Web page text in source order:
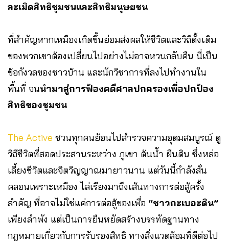
ละเมิดสิทธิชุมชนและสิทธิมนุษยชน
ที่สำคัญหากเหมืองเกิดขึ้นย่อมส่งผลให้ชีวิตและวิถีดั้งเดิม
ของพวกเขาต้องเปลี่ยนไปอย่างไม่อาจหวนกลับคืน นี่เป็น
ข้อกังวลของชาวบ้าน และนักวิชาการที่ลงไปทำงานใน
พื้นที่ จนนำมาสู่การฟ้องคดีศาลปกครองเพื่อปกป้อง
สิทธิของชุมชน
The Active ชวนทุกคนย้อนไปสำรวจความอุดมสมบูรณ์ ดู
วิถีชีวิตที่สอดประสานระหว่าง ภูเขา ต้นน้ำ ผืนดิน ซึ่งหล่อ
เลี้ยงชีวิตและจิตวิญญาณมายาวนาน​ แต่วันนี้กำลังสั่น
คลอนเพราะเหมือง ไล่เรียงมาถึงเส้นทางการต่อสู้ครั้ง
สำคัญ ที่อาจไม่ใช่แค่การต่อสู้ของเพื่อ “ชาวกะเบอะดิน”
เพียงลำพัง แต่เป็นการยืนหยัดสร้างบรรทัดฐานทาง
กฎหมายเกี่ยวกับการรับรองสิทธิ ทางสิ่งแวดล้อมที่ดีต่อไป